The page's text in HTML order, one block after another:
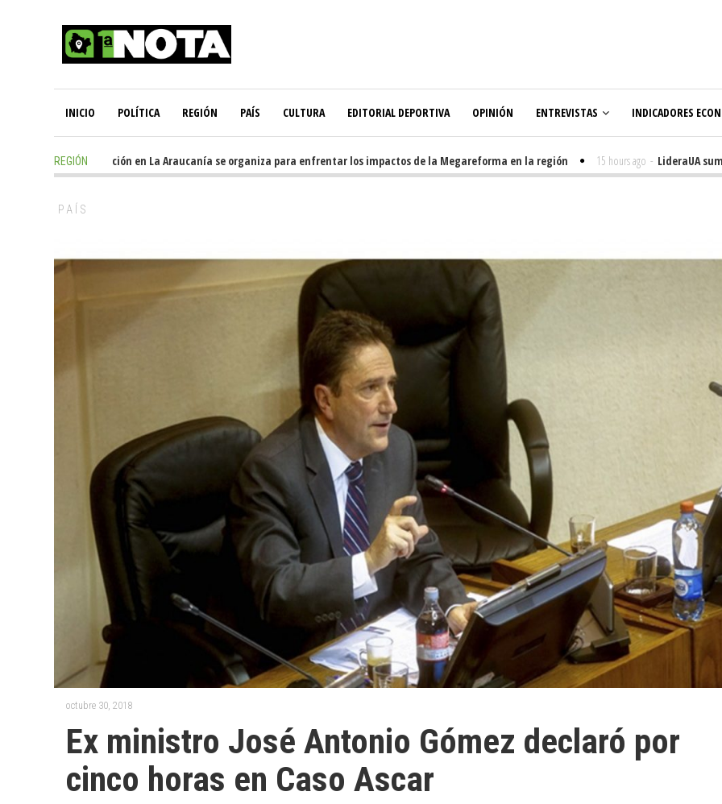
INICIO POLÍTICA REGIÓN PAÍS CULTURA EDITORIAL DEPORTIVA OPINIÓN ENTREVISTAS INDICADORES
REGIÓN
- Oposición en La Araucanía se organiza para enfrentar los impactos de la Megareforma en la región 15 hours ago - LideraUA suma
PAÍS
octubre 30, 2018
Ex ministro José Antonio Gómez declaró por
cinco horas en Caso Ascar